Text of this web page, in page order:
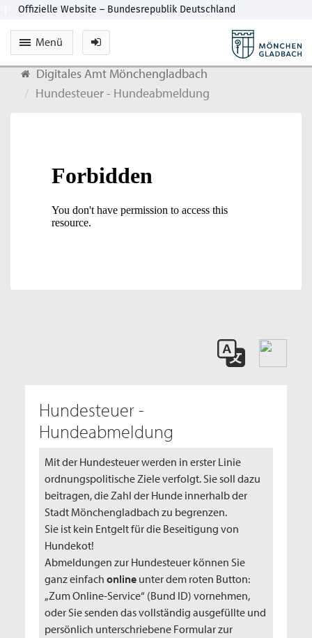
Menü
Digitales Amt Mönchengladbach
Hundesteuer - Hundeabmeldung
Hundesteuer -
Hundeabmeldung
Mit der Hundesteuer werden in erster Linie
ordnungspolitische Ziele verfolgt. Sie soll dazu
beitragen, die Zahl der Hunde innerhalb der
Stadt Mönchengladbach zu begrenzen.
Sie ist kein Entgelt für die Beseitigung von
Hundekot!
Abmeldungen zur Hundesteuer können Sie
ganz einfach online unter dem roten Button:
„Zum Online-Service“ (Bund ID) vornehmen,
oder Sie senden das vollständig ausgefüllte und
persönlich unterschriebene Formular zur